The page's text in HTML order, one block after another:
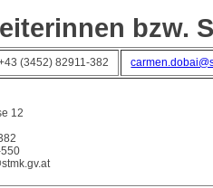
bzw.
(3452) 82911-382
12